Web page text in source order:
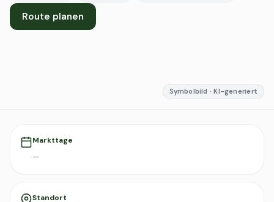
Route planen
Symbolbild · KI-generiert
Markttage
—
Standort